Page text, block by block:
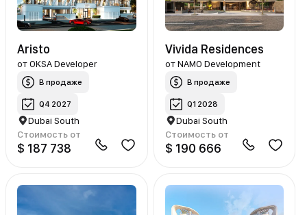
Aristo
отOKSA Developer
В продаже
Q4 2027
Dubai South
Стоимость от
$ 187 738
Vivida Residences
от NAMO Development
В продаже
Q1 2028
Dubai South
Стоимость от
$ 190 666